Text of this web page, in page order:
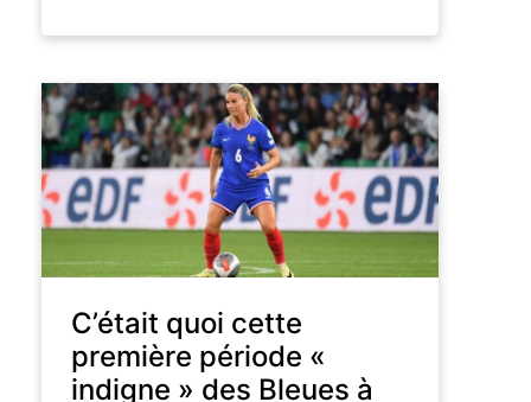
C’était quoi cette
première période «
indigne » des Bleues à